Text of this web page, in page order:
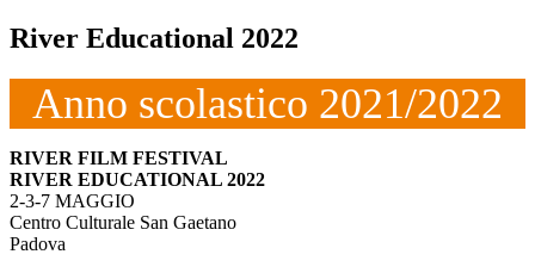
River Educational 2022
Anno scolastico 2021/2022
RIVER FILM FESTIVAL
RIVER EDUCATIONAL 2022
2-3-7 MAGGIO
Centro Culturale San Gaetano
Padova